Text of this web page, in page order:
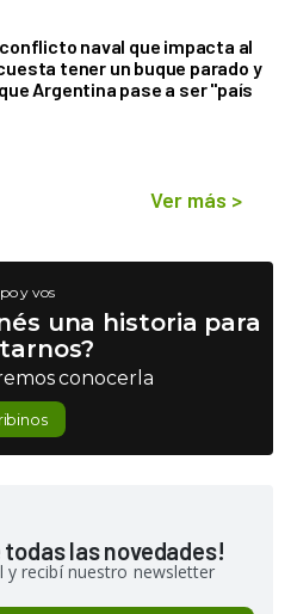
naval que impacta al
tener un buque parado y
Argentina pase a ser "país
Ver más >
y vos
una historia para
conocerla
todas las novedades!
y recibí nuestro newsletter